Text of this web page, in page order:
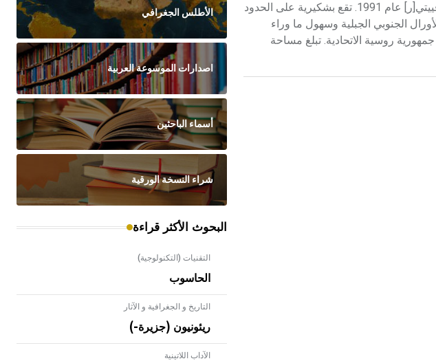
الأصل في 23 آذار عام 1919 بعد الثورة الشيوعية، وأصبحت تعرف بجمهورية بشكيرية بعد انهيار الاتحاد السوفييتي[ر] عام 1991. تقع بشكيرية على الحدود
الجنوبي الجبلية وسهول ما وراء
روسية الاتحادية. تبلغ مساحة
الأطلس الجغرافي
اصدارات الموسوعة العربية
أسماء الباحثين
شراء النسخة الورقية
البحوث الأكثر قراءة
التقنيات (التكنولوجية)
الحاسوب
التاريخ و الجغرافية و الآثار
ريئونيون (جزيرة-)
الآداب اللاتينية